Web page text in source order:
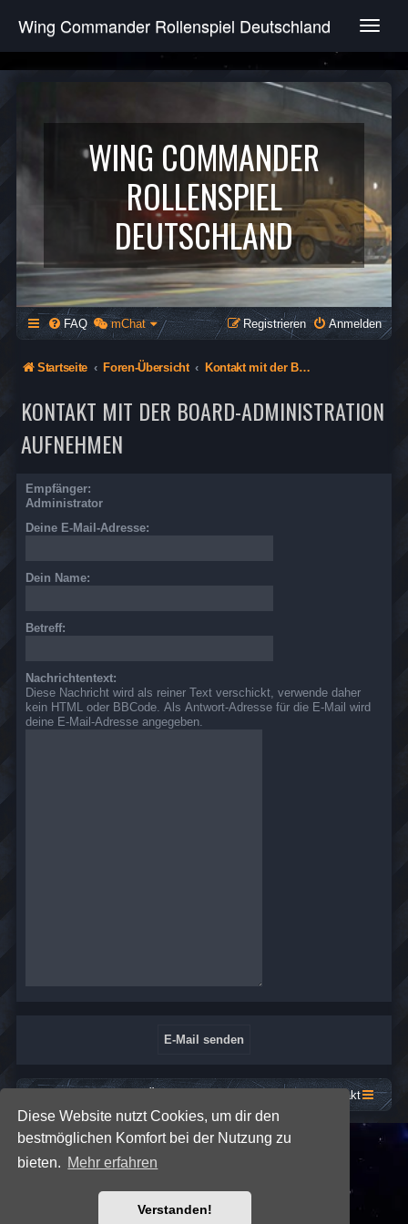
Diese Website nutzt Cookies, um dir den
bestmöglichen Komfort bei der Nutzung zu
bieten. Mehr erfahren
Verstanden!
T
g
e
v
g
a
t
i
o
n
Wing Commander Rollenspiel Deutschland
WING COMMANDER
ROLLENSPIEL
DEUTSCHLAND
FAQ mChat Anmelden
Registrieren
Startseite Foren-Übersicht Kontakt mit der Board-Administration aufnehmen
KONTAKT MIT DER BOARD-ADMINISTRATION
AUFNEHMEN
Empfänger:
Administrator
Deine E-Mail-Adresse:
Dein Name:
Betreff:
Nachrichtentext:
Diese Nachricht wird als reiner Text verschickt, verwende daher
kein HTML oder BBCode. Als Antwort-Adresse für die E-Mail wird
deine E-Mail-Adresse angegeben.
Kontakt
Premium phpBB Styles
Powered byphpBB® Forum Software © phpBB Limited
Deutsche Übersetzung durch